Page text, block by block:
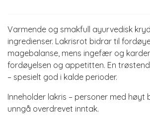
Varmende og smakfull ayurvedisk
ingredienser. Lakrisrot bidrar til
magebalanse, mens ingefær og
fordøyelsen og appetitten. En
– spesielt god i kalde perioder.
Inneholder lakris – personer med høyt
unngå overdrevet inntak.